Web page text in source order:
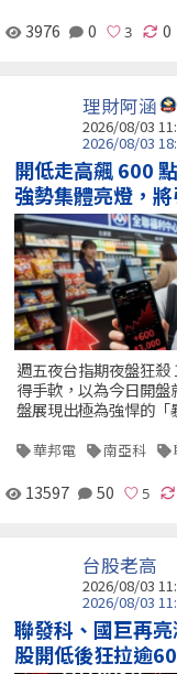
3976 0 0
理財阿涵
2026/08/03
2026/08/03
開低走高飆 600
強勢集體亮燈，
週五夜台指期夜盤狂
得手軟，以為今日開
盤展現出極為強悍的「
華邦電 南亞科
13597 50
台股老高
2026/08/03
2026/08/03
聯發科、國巨再
股開低後狂拉逾